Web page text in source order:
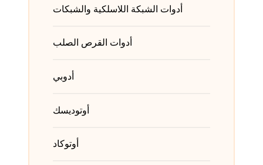
أدوات الشبكة اللاسلكية والشبكات
أدوات القرص الصلب
أدوبي
أوتوديسك
أوتوكاد